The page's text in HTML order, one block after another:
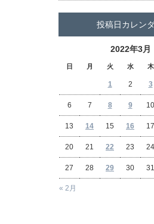
投稿日カレン
2022年3月
日 月 火 水 木
« 2月
1 2 3
6 7 8 9 10
13 14 15 16 17
20 21 22 23 24
27 28 29 30 31